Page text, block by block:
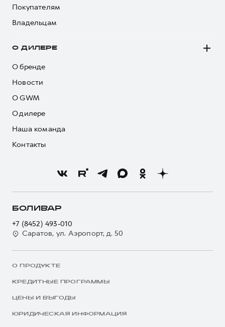
Покупателям
Владельцам
О ДИЛЕРЕ
О бренде
Новости
О GWM
О дилере
Наша команда
Контакты
БОЛИВАР
+7 (8452) 493-010
Саратов, ул. Аэропорт, д. 50
О ПРОДУКТЕ
КРЕДИТНЫЕ ПРОГРАММЫ
ЦЕНЫ И ВЫГОДЫ
ЮРИДИЧЕСКАЯ ИНФОРМАЦИЯ